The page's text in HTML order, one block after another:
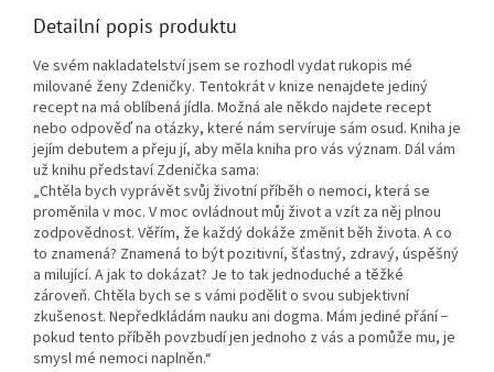
Detailní popis produktu
Ve svém nakladatelství jsem se rozhodl vydat rukopis mé
milované ženy Zdeničky. Tentokrát v knize nenajdete jediný
recept na má oblíbená jídla. Možná ale někdo najdete recept
nebo odpověď na otázky, které nám servíruje sám osud. Kniha je
jejím debutem a přeju jí, aby měla kniha pro vás význam. Dál vám
už knihu představí Zdenička sama:
„Chtěla bych vyprávět svůj životní příběh o nemoci, která se
proměnila v moc. V moc ovládnout můj život a vzít za něj plnou
zodpovědnost. Věřím, že každý dokáže změnit běh života. A co
to znamená? Znamená to být pozitivní, šťastný, zdravý, úspěšný
a milující. A jak to dokázat? Je to tak jednoduché a těžké
zároveň. Chtěla bych se s vámi podělit o svou subjektivní
zkušenost. Nepředkládám nauku ani dogma. Mám jediné přání −
pokud tento příběh povzbudí jen jednoho z vás a pomůže mu, je
smysl mé nemoci naplněn.“